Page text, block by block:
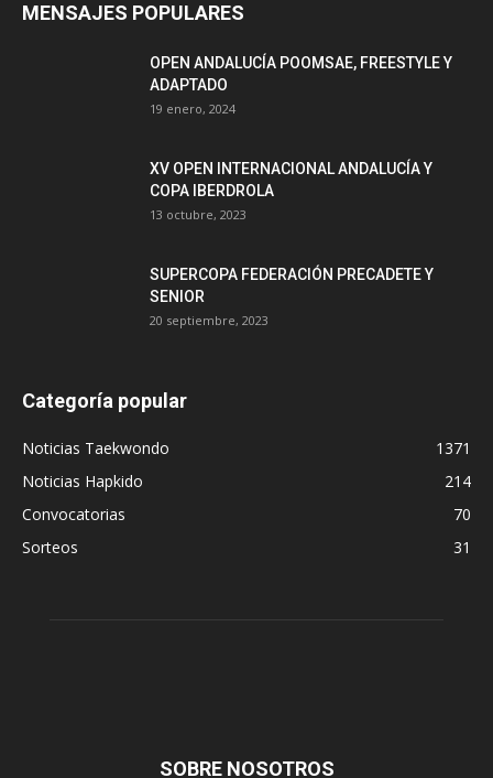
MENSAJES POPULARES
OPEN ANDALUCÍA POOMSAE, FREESTYLE Y
ADAPTADO
19 enero, 2024
XV OPEN INTERNACIONAL ANDALUCÍA Y
COPA IBERDROLA
13 octubre, 2023
SUPERCOPA FEDERACIÓN PRECADETE Y
SENIOR
20 septiembre, 2023
Categoría popular
Noticias Taekwondo
1371
Noticias Hapkido
214
Convocatorias
70
Sorteos
31
SOBRE NOSOTROS